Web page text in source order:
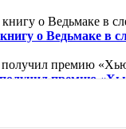
о Ведьмаке в
премию